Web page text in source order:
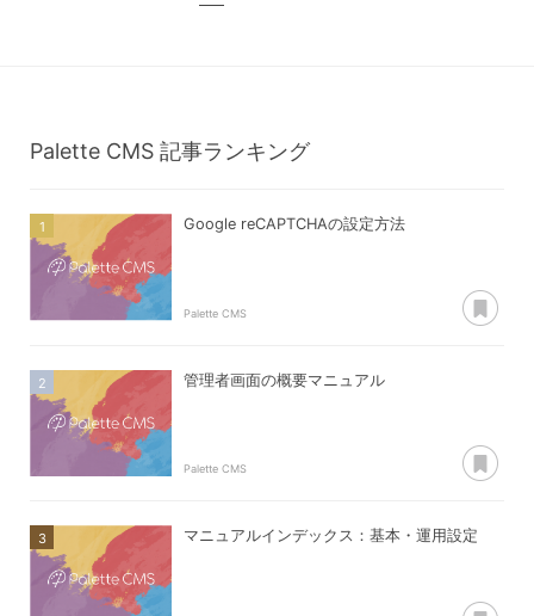
Palette CMS 記事ランキング
Google reCAPTCHAの設定方法
Palette CMS
管理者画面の概要マニュアル
Palette CMS
マニュアルインデックス：基本・運用設定